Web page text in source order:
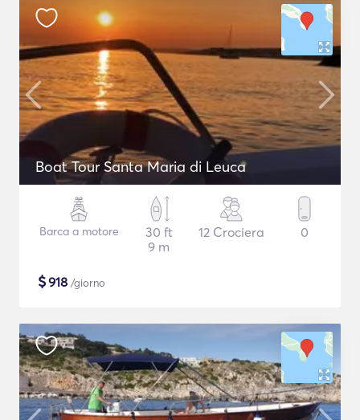
Boat Tour Santa Maria di Leuca
Barca a motore
30 ft
9 m
12 Crociera 0
$918 /giorno